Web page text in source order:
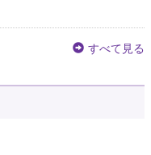
すべて見る